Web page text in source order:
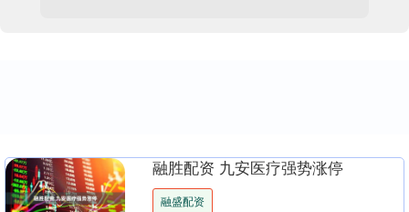
融胜配资 九安医疗强势涨停
融盛配资